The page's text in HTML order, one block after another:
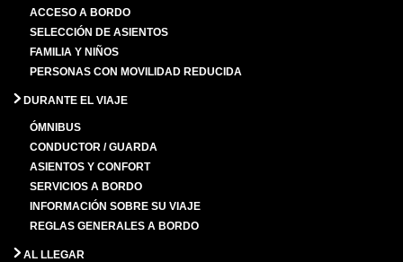
ACCESO A BORDO
SELECCIÓN DE ASIENTOS
FAMILIA Y NIÑOS
PERSONAS CON MOVILIDAD REDUCIDA
DURANTE EL VIAJE
ÓMNIBUS
CONDUCTOR / GUARDA
ASIENTOS Y CONFORT
SERVICIOS A BORDO
INFORMACIÓN SOBRE SU VIAJE
REGLAS GENERALES A BORDO
AL LLEGAR